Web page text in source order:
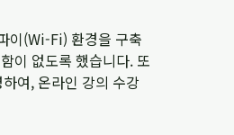
이(Wi-Fi) 환경을 구축
이 없도록 했습니다. 또
여, 온라인 강의 수강